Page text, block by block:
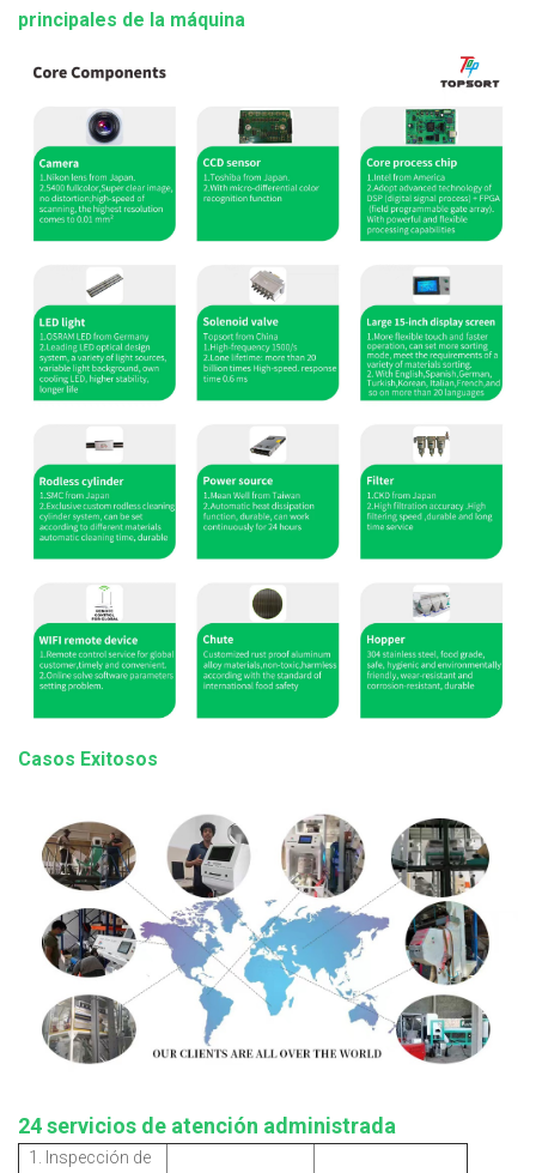
principales de la máquina
Casos Exitosos
24 servicios de atención administrada
1. Inspección de